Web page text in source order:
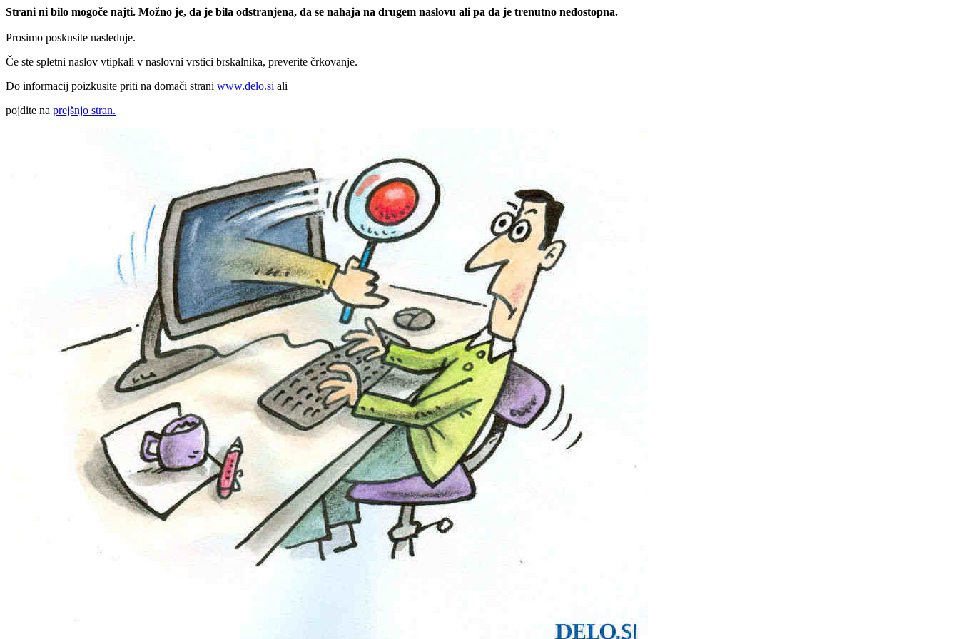
Strani ni bilo mogoče najti. Možno je, da je bila odstranjena, da se nahaja na drugem naslovu ali pa da je trenutno nedostopna.
Prosimo poskusite naslednje.
Če ste spletni naslov vtipkali v naslovni vrstici brskalnika, preverite črkovanje.
Do informacij poizkusite priti na domači strani www.delo.si ali
pojdite na prejšnjo stran.